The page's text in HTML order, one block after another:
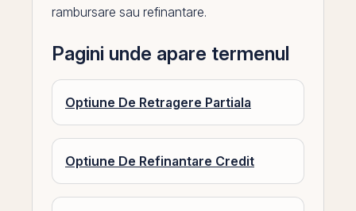
rambursare sau refinantare.
Pagini unde apare termenul
Optiune De Retragere Partiala
Optiune De Refinantare Credit